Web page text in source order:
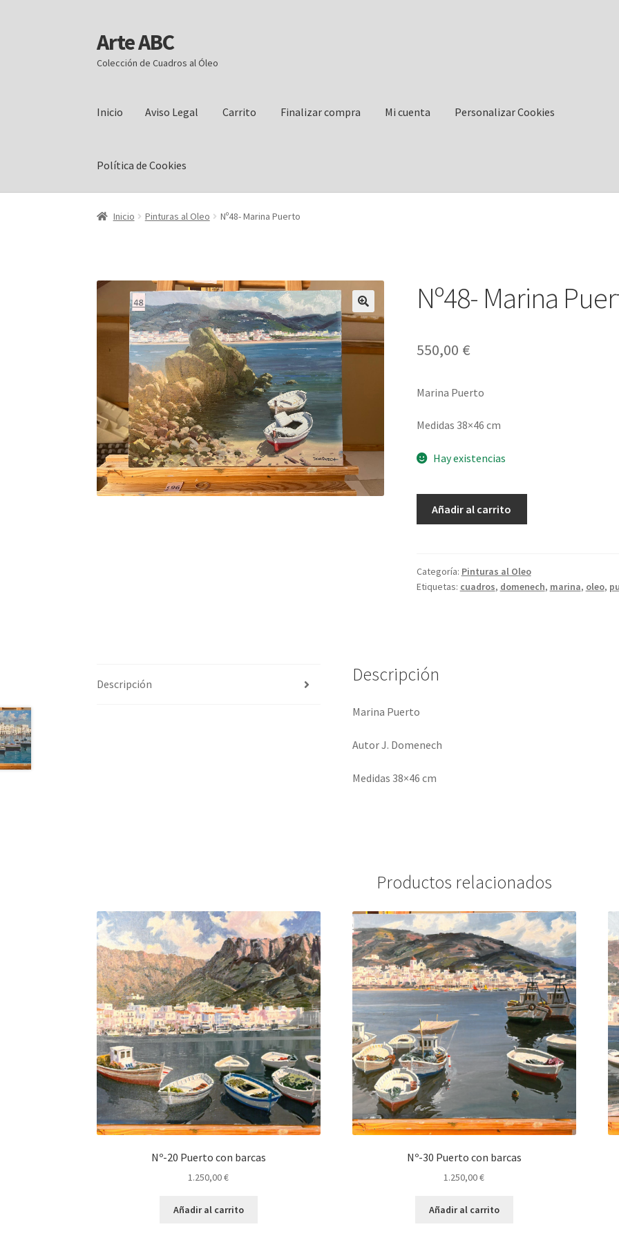
Ir
a
la
Ir
al
contenido
Arte ABC
Colección de Cuadros al Óleo
Inicio Aviso Legal Carrito Finalizar compra Mi cuenta Personalizar Cookies
Política de Cookies
Inicio Aviso Legal Carrito Finalizar compra
Inicio Pinturas al Oleo Nº48- Marina Puerto
Nº48- Marina
550,00 €
Marina Puerto
Medidas 38×46 cm
Hay existencias
Añadir al carrito
Categoría: Pinturas al Oleo
Etiquetas: cuadros, domenech, marina, oleo,
Descripción Descripción
Marina Puerto
Autor J. Domenech
Medidas 38×46 cm
Productos relacionados
Nº-20 Puerto con barcas
1.250,00€
Añadir al carrito
Nº-30 Puerto con barcas
1.250,00€
Añadir al carrito